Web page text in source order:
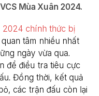
Mùa Xuân 2024.
2024 chính thức bị
tâm nhiều nhất
ngày vừa qua.
để điều tra tiêu cực
Đồng thời, kết quả
các trận đấu còn lại